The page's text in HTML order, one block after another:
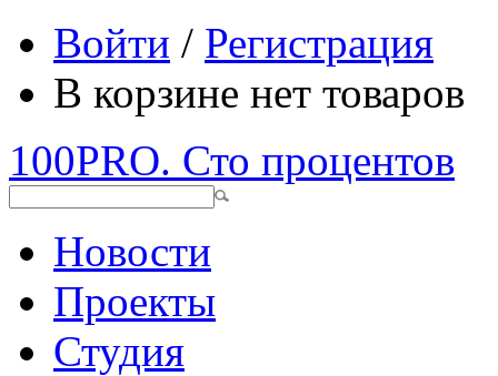
Войти / Регистрация
В корзине нет товаров
100PRO. Сто процентов
Новости
Проекты
Студия